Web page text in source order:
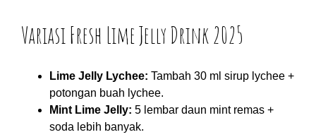
Variasi Fresh Lime Jelly Drink 2025
Lime Jelly Lychee: Tambah 30 ml sirup lychee +
potongan buah lychee.
Mint Lime Jelly: 5 lembar daun mint remas +
soda lebih banyak.